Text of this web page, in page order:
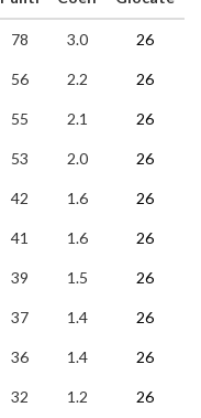
78 3.0 26
56 2.2 26
55 2.1 26
53 2.0 26
42 1.6 26
41 1.6 26
39 1.5 26
37 1.4 26
36 1.4 26
32 1.2 26